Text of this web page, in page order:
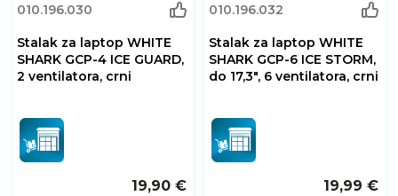
010.196.030
Stalak za laptop WHITE
SHARK GCP-4 ICE GUARD,
2 ventilatora, crni
19,90 €
010.196.032
Stalak za laptop WHITE
SHARK GCP-6 ICE STORM,
do 17,3", 6 ventilatora, crni
19,99 €